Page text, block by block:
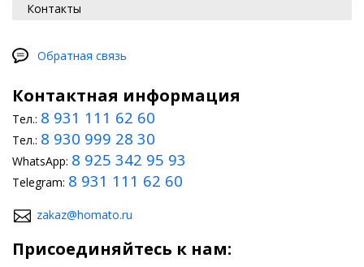
Контакты
Обратная связь
Контактная информация
Тел.: 8 931 111 62 60
Тел.: 8 930 999 28 30
WhatsApp: 8 925 342 95 93
Telegram: 8 931 111 62 60
zakaz@homato.ru
Присоединяйтесь к нам: